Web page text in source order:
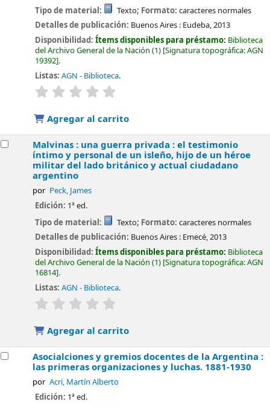
Tipo de material:
Texto; Formato: caracteres normales
Detalles de publicación: Buenos Aires : Eudeba,2013
Disponibilidad:Ítems disponibles para préstamo: Biblioteca
del Archivo General de la Nación (1) Signatura topográfica:AGN
19392 .
Listas: AGN - Biblioteca.
valoración
Agregar al carrito
Malvinas : una guerra privada : el testimonio
íntimo y personal de un isleño, hijo de un héroe
militar del lado británico y actual ciudadano
argentino
por Peck, James
Edición: 1ª ed.
Tipo de material:
Texto; Formato: caracteres normales
Detalles de publicación: Buenos Aires : Emecé,2013
Disponibilidad:Ítems disponibles para préstamo: Biblioteca
del Archivo General de la Nación (1) Signatura topográfica:AGN
16814 .
Listas: AGN - Biblioteca.
valoración
Agregar al carrito
Asocialciones y gremios docentes de la Argentina :
las primeras organizaciones y luchas. 1881-1930
por Acri, Martín Alberto
Edición: 1ª ed.